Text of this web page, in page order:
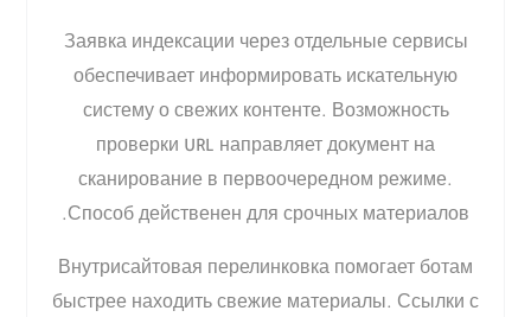
Заявка индексации через отдельные сервисы
обеспечивает информировать искательную
систему о свежих контенте. Возможность
проверки URL направляет документ на
сканирование в первоочередном режиме.
Способ действенен для срочных материалов.
Внутрисайтовая перелинковка помогает ботам
быстрее находить свежие материалы. Ссылки с